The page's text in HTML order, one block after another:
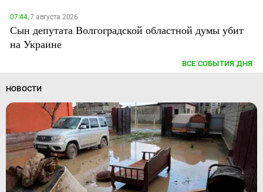
07:44,7 августа 2026
Сын депутата Волгоградской областной думы убит
на Украине
ВСЕ СОБЫТИЯ ДНЯ
НОВОСТИ